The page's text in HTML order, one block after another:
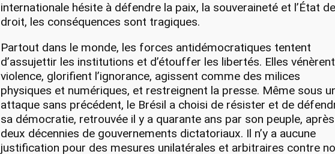
internationale hésite à défendre la paix, la souveraineté et l’État de
droit, les conséquences sont tragiques.
Partout dans le monde, les forces antidémocratiques tentent
d’assujettir les institutions et d’étouffer les libertés. Elles
violence, glorifient l’ignorance, agissent comme des milices
physiques et numériques, et restreignent la presse. Même sous
attaque sans précédent, le Brésil a choisi de résister et de
sa démocratie, retrouvée il y a quarante ans par son peuple, après
deux décennies de gouvernements dictatoriaux. Il n’y a aucune
justification pour des mesures unilatérales et arbitraires contre